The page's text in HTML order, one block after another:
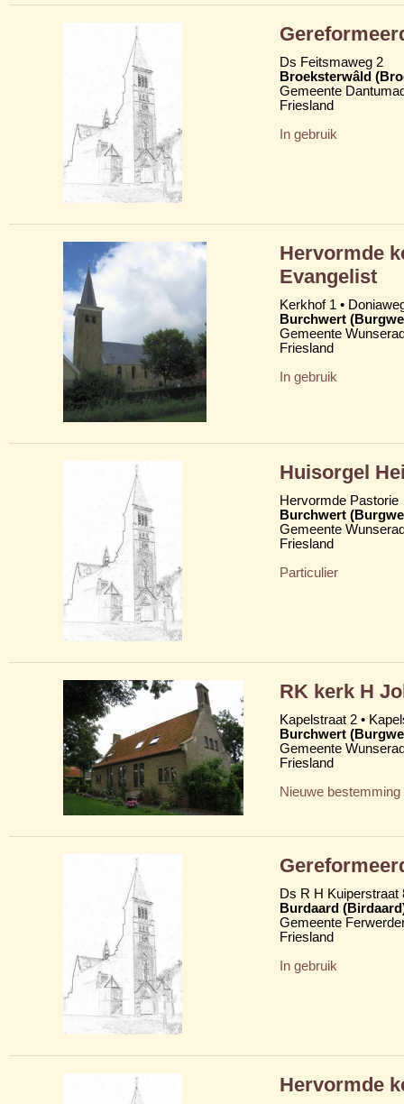
Ds Feitsmaweg 2
Broeksterwâld
Gemeente
Friesland
In gebruik
Hervormde
Evangelist
Kerkhof 1 •
Burchwert
Gemeente
Friesland
In gebruik
Huisorgel
Hervormde Pastorie
Burchwert
Gemeente
Friesland
Particulier
RK kerk H
Kapelstraat 2 •
Burchwert
Gemeente
Friesland
Nieuwe bestemming
Ds R H Kuiperstraat
Burdaard
Gemeente
Friesland
In gebruik
Hervormde